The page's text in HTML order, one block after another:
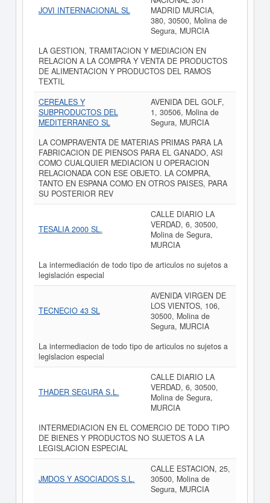
JOVI INTERNACIONAL SL
MADRID MURCIA,
380, 30500, Molina de
Segura, MURCIA
LA GESTION, TRAMITACION Y MEDIACION EN
RELACION A LA COMPRA Y VENTA DE PRODUCTOS
DE ALIMENTACION Y PRODUCTOS DEL RAMOS
TEXTIL
CEREALES Y
SUBPRODUCTOS DEL
MEDITERRANEO SL
AVENIDA DEL GOLF,
1, 30506, Molina de
Segura, MURCIA
LA COMPRAVENTA DE MATERIAS PRIMAS PARA LA
FABRICACION DE PIENSOS PARA EL GANADO, ASI
COMO CUALQUIER MEDIACION U OPERACION
RELACIONADA CON ESE OBJETO. LA COMPRA,
TANTO EN ESPANA COMO EN OTROS PAISES, PARA
SU POSTERIOR REV
TESALIA 2000 SL.
CALLE DIARIO LA
VERDAD, 6, 30500,
Molina de Segura,
MURCIA
La intermediación de todo tipo de articulos no sujetos a
legislación especial
TECNECIO 43 SL
AVENIDA VIRGEN DE
LOS VIENTOS, 106,
30500, Molina de
Segura, MURCIA
La intermediacion de todo tipo de articulos no sujetos a
legislacion especial
THADER SEGURA S.L.
CALLE DIARIO LA
VERDAD, 6, 30500,
Molina de Segura,
MURCIA
INTERMEDIACION EN EL COMERCIO DE TODO TIPO
DE BIENES Y PRODUCTOS NO SUJETOS A LA
LEGISLACION ESPECIAL
JMDOS Y ASOCIADOS S.L.
CALLE ESTACION, 25,
30500, Molina de
Segura, MURCIA